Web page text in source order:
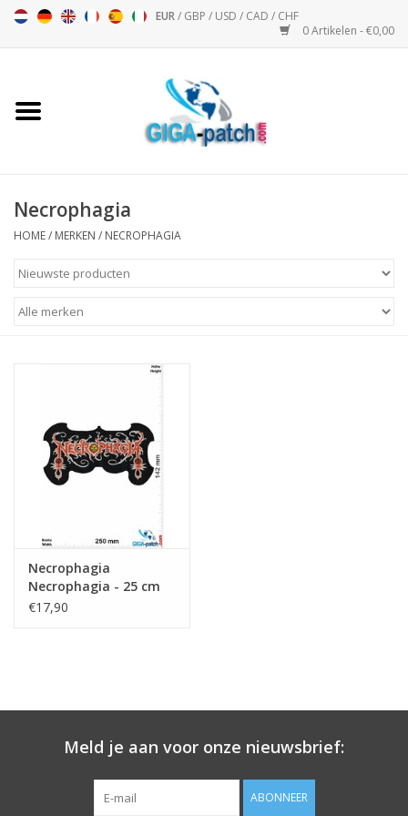
EUR/ GBP / USD / CAD / CHF
0 Artikelen - €0,00
Motor Sport - Sport
Sleutelhanger
Necrophagia
HOME/ MERKEN / NECROPHAGIA
Necrophagia
Necrophagia - 25 cm
€17,90
Meld je aan voor onze nieuwsbrief:
ABONNEER